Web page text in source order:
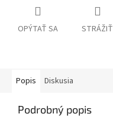
OPÝTAŤ SA STRÁŽIŤ
Popis Diskusia
Podrobný popis